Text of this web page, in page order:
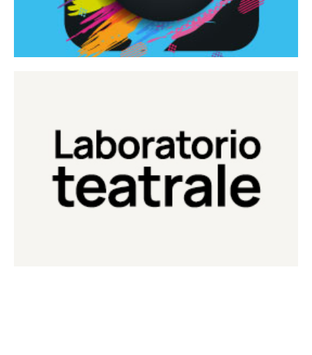
Laboratorio Teatrale
Laboratorio di teatro del Teatro Eduardo de Filippo
Continua